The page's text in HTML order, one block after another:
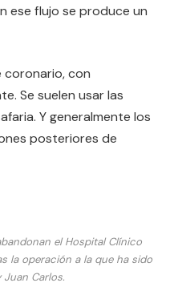
ese flujo se produce un
coronario, con
Se suelen usar las
Y generalmente los
posteriores de
el Hospital Clínico
la operación a la que ha sido
Carlos.